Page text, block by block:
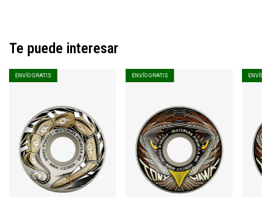
Te puede interesar
ENVÍO GRATIS ENVÍO GRATIS ENVÍO